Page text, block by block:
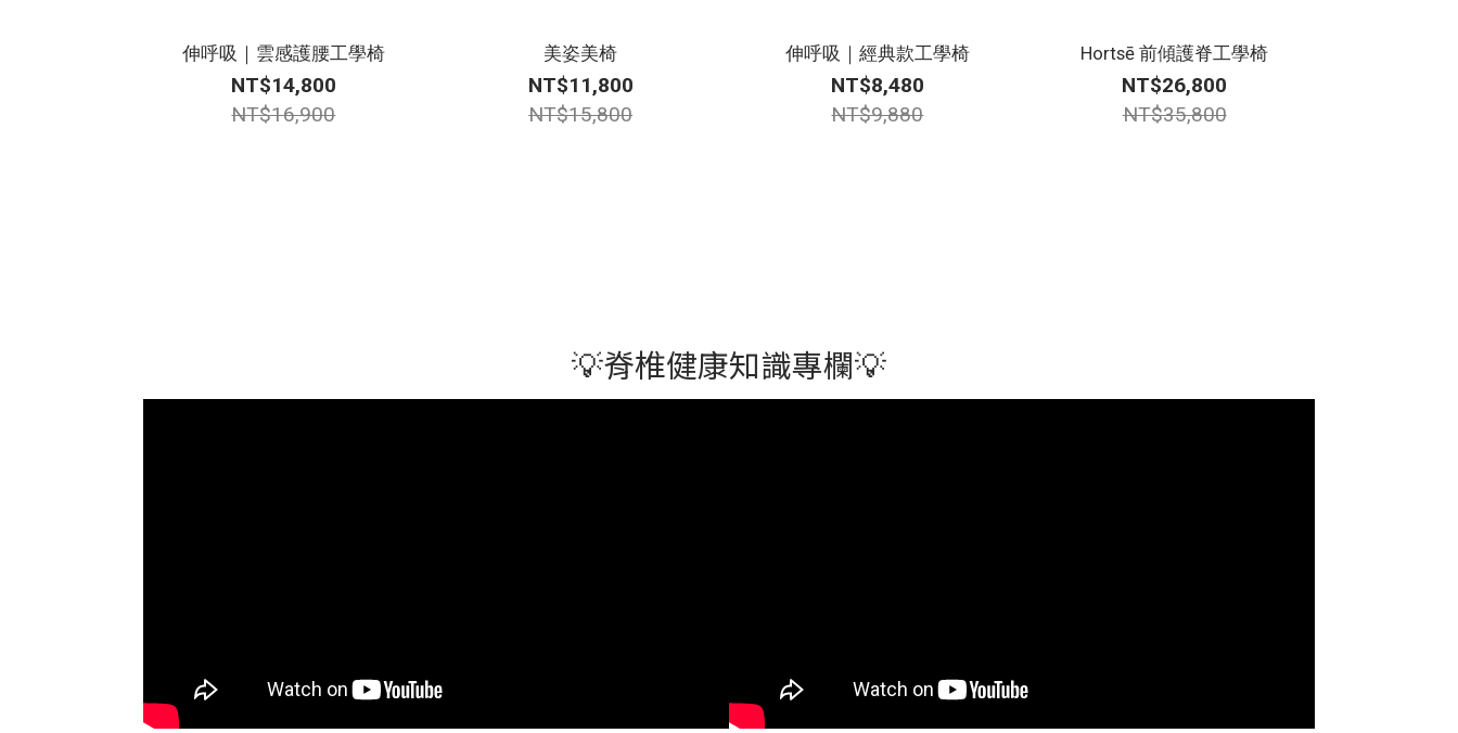
伸呼吸｜雲感護腰工學椅
NT$14,800
NT$16,900
美姿美椅
NT$11,800
NT$15,800
伸呼吸｜經典款工學椅
NT$8,480
NT$9,880
Hortsē 前傾護脊工學椅
NT$26,800
NT$35,800
💡脊椎健康知識專欄💡